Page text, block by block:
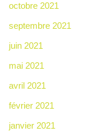
octobre 2021
septembre 2021
juin 2021
mai 2021
avril 2021
février 2021
janvier 2021